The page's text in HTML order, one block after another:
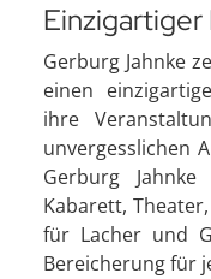
Gerburg Jahnke
einen
ihre
unvergesslichen
Gerburg
Kabarett,
für Lacher und
Bereicherung für